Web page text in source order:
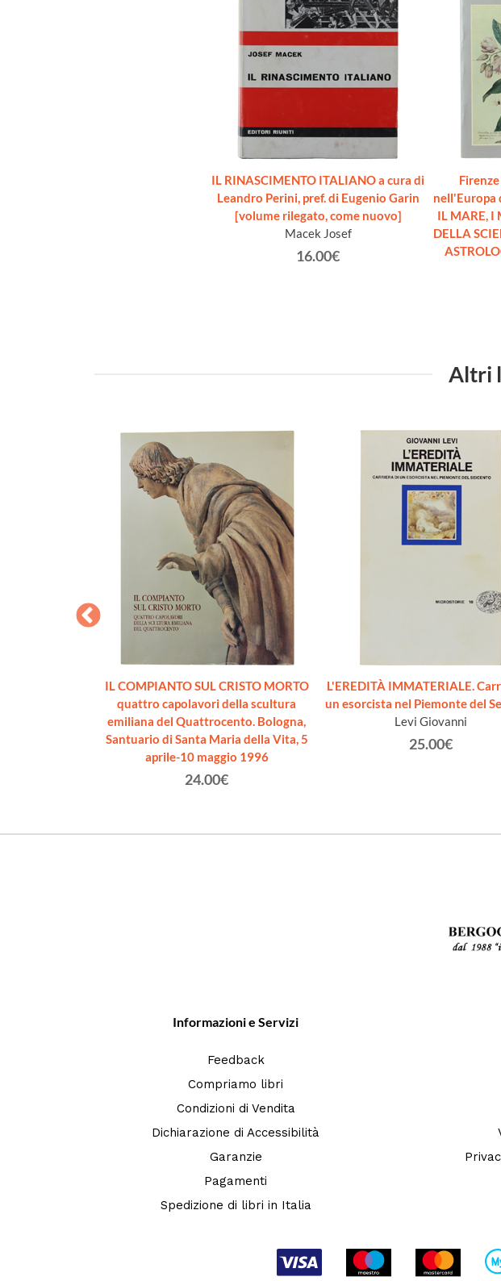
IL RINASCIMENTO ITALIANO a cura di
Leandro Perini, pref. di Eugenio Garin
[volume rilegato, come nuovo]
Macek Josef
16.00€
nell'Europa
IL MARE, I
DELLA
Altri
IL COMPIANTO SUL CRISTO MORTO
quattro capolavori della scultura
emiliana del Quattrocento. Bologna,
Santuario di Santa Maria della Vita, 5
aprile-10 maggio 1996
24.00€
L'EREDITÀ IMMATERIALE.
un esorcista nel Piemonte del
Levi Giovanni
25.00€
Informazioni e Servizi
Feedback
Compriamo libri
Condizioni di Vendita
Dichiarazione di Accessibilità
Garanzie
Pagamenti
Spedizione di libri in Italia